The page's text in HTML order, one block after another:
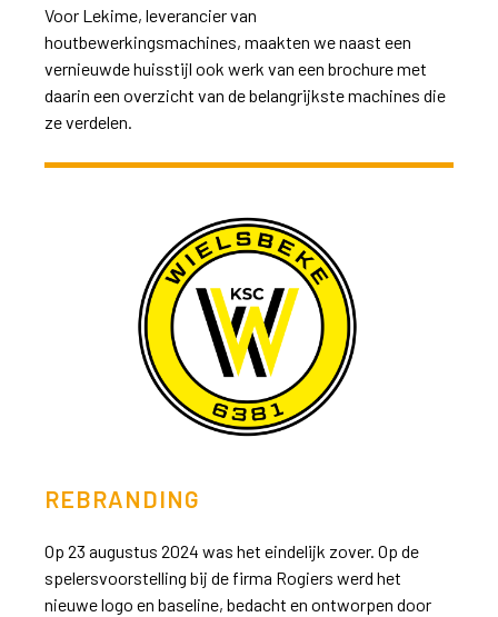
Voor Lekime, leverancier van
houtbewerkingsmachines, maakten we naast een
vernieuwde huisstijl ook werk van een brochure met
daarin een overzicht van de belangrijkste machines die
ze verdelen.
REBRANDING
Op 23 augustus 2024 was het eindelijk zover. Op de
spelersvoorstelling bij de firma Rogiers werd het
nieuwe logo en baseline, bedacht en ontworpen door